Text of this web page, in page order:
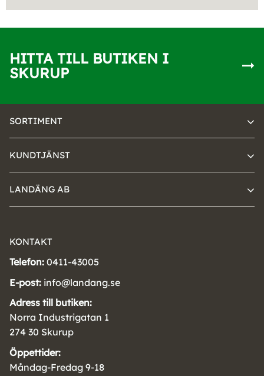
HITTA TILL BUTIKEN I
SKURUP
SORTIMENT
KUNDTJÄNST
LANDÄNG AB
KONTAKT
Telefon: 0411-43005
E-post: info@landang.se
Adress till butiken:
Norra Industrigatan 1
274 30 Skurup
Öppettider:
Måndag-Fredag 9-18